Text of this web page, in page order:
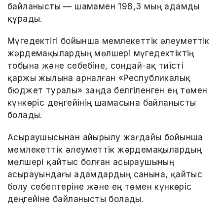
байланысты — шамамен 198,3 мың адамды
құрады.
Мүгедектігі бойынша мемлекеттік әлеуметтік
жәрдемақылардың мөлшері мүгедектіктің
тобына және себебіне, сондай-ақ тиісті
қаржы жылына арналған «Республикалық
бюджет туралы» заңда белгіленген ең төмен
күнкөріс деңгейінің шамасына байланысты
болады.
Асыраушысынан айырылу жағдайы бойынша
мемлекеттік әлеуметтік жәрдемақылардың
мөлшері қайтыс болған асыраушының
асырауындағы адамдардың санына, қайтыс
болу себептеріне және ең төмен күнкөріс
деңгейіне байланысты болады.